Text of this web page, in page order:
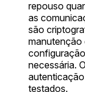
repouso
as
são
manutenção
necessária.
testados.